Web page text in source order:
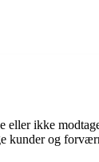
eller ikke
kunder og